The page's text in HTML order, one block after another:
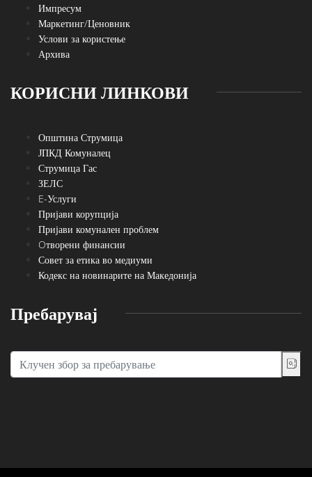
Импресум
Маркетинг/Ценовник
Услови за користење
Архива
КОРИСНИ ЛИНКОВИ
Општина Струмица
ЈПКД Комуналец
Струмица Гас
ЗЕЛС
E-Услуги
Пријави корупција
Пријави комунален проблем
Oтворени финансии
Совет за етика во медиуми
Кодекс на новинарите на Македонија
Пребарувај